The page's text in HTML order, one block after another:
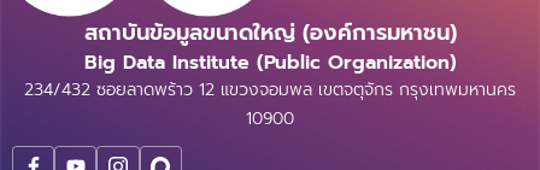
สถาบันข้อมูลขนาดใหญ่ (องค์การมหาชน)
Big Data Institute (Public Organization)
234/432 ซอยลาดพร้าว 12 แขวงจอมพล เขตจตุจักร กรุงเทพมหานคร
10900